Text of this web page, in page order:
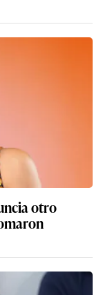
otro